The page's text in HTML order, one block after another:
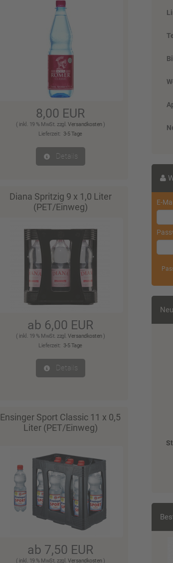
8,00 EUR
( inkl. 19 % MwSt. zzgl.Versandkosten )
Lieferzeit: 3-5 Tage
Details
Diana Spritzig 9 x 1,0 Liter
(PET/Einweg)
ab 6,00 EUR
( inkl. 19 % MwSt. zzgl.Versandkosten )
Lieferzeit: 3-5 Tage
Details
Ensinger Sport Classic 11 x 0,5
Liter (PET/Einweg)
ab 7,50 EUR
( inkl. 19 % MwSt. zzgl.Versandkosten )
E-